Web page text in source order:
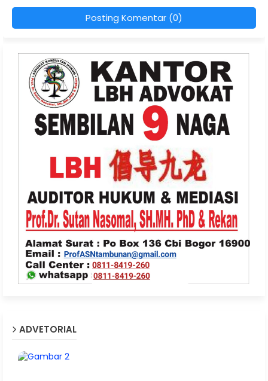
Posting Komentar (0)
ADVETORIAL